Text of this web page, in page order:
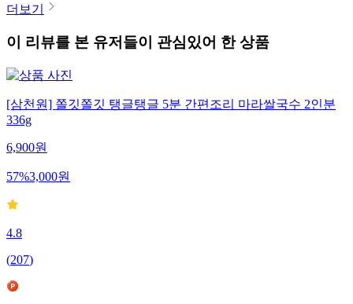
더보기
이 리뷰를 본 유저들이 관심있어 한 상품
[삼천원] 쫄깃쫄깃 탱글탱글 5분 간편조리 마라쌀국수 2인분
336g
6,900원
57%3,000원
4.8
(207)